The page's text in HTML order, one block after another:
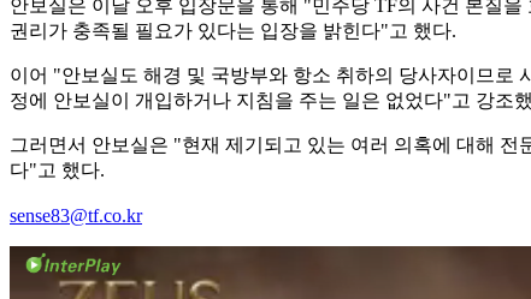
안보실은 이날 오후 입장문을 통해 "민주당 TF의 사건 본질
권리가 충족될 필요가 있다는 입장을 밝힌다"고 했다.
이어 "안보실도 해경 및 국방부와 항소 취하의 당사자이므로
정에 안보실이 개입하거나 지침을 주는 일은 없었다"고 강조
그러면서 안보실은 "현재 제기되고 있는 여러 의혹에 대해
다"고 했다.
sense83@tf.co.kr